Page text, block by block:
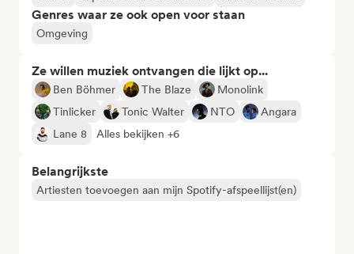
Genres waar ze ook open voor staan
Omgeving
Ze willen muziek ontvangen die lijkt op...
Ben Böhmer The Blaze
Monolink
Tinlicker
Tonic Walter NTO
Angara
Lane 8
Alles bekijken +6
Belangrijkste
Artiesten toevoegen aan mijn Spotify-afspeellijst(en)